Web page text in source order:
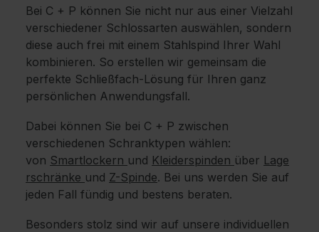
Bei C + P können Sie nicht nur aus einer Vielzahl
verschiedener Schlossarten auswählen, sondern
diese auch frei mit einem Stahlspind Ihrer Wahl
kombinieren. So erstellen wir gemeinsam die
perfekte Schließfach-Lösung für Ihren ganz
persönlichen Anwendungsfall.
Dabei können Sie bei C + P zwischen
verschiedenen Schranktypen wählen:
von Smartlockern und Kleiderspinden über Lage
rschränke und Z-Spinde. Bei uns werden Sie auf
jeden Fall fündig und bestens beraten.
Besonders stolz sind wir auf unsere individuellen